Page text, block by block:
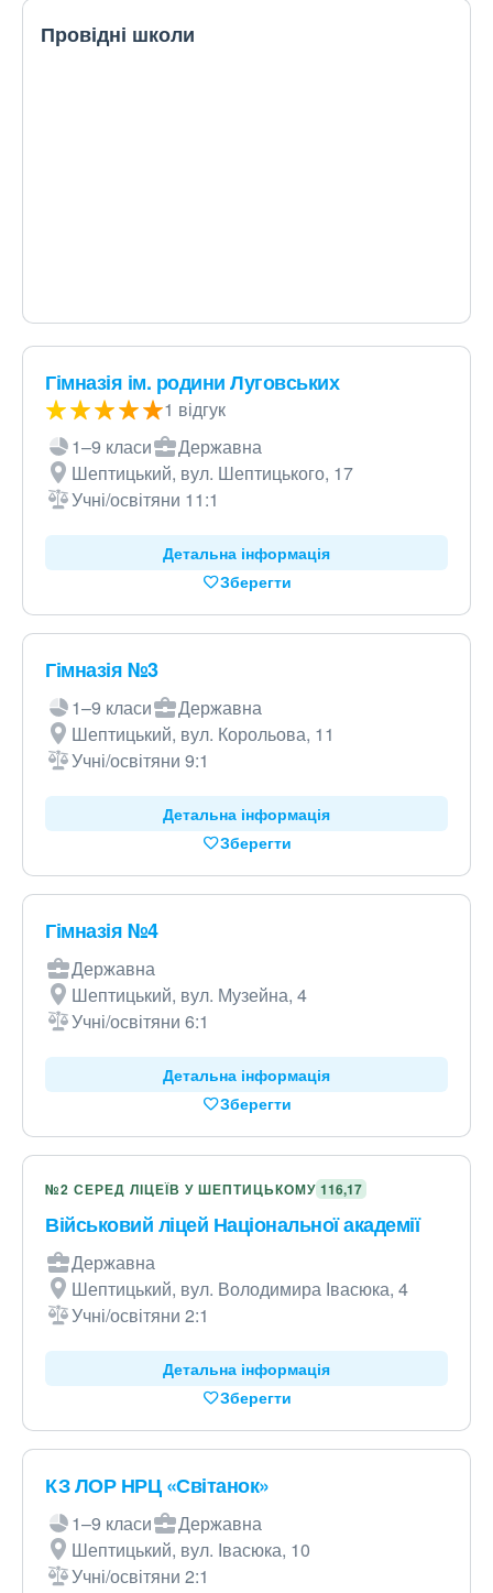
Провідні школи
Гімназія ім. родини Луговських
1 відгук
1–9 класи
Державна
Шептицький, вул. Шептицького, 17
Учні/освітяни 11:1
Детальна інформація
Зберегти
Гімназія №3
1–9 класи
Державна
Шептицький, вул. Корольова, 11
Учні/освітяни 9:1
Детальна інформація
Зберегти
Гімназія №4
Державна
Шептицький, вул. Музейна, 4
Учні/освітяни 6:1
Детальна інформація
Зберегти
№2 СЕРЕД ЛІЦЕЇВ У ШЕПТИЦЬКОМУ 116,17
Військовий ліцей Національної академії
Державна
Шептицький, вул. Володимира Івасюка, 4
Учні/освітяни 2:1
Детальна інформація
Зберегти
КЗ ЛОР НРЦ «Світанок»
1–9 класи
Державна
Шептицький, вул. Івасюка, 10
Учні/освітяни 2:1